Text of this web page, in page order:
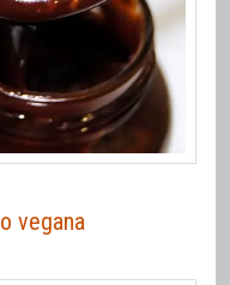
vegana